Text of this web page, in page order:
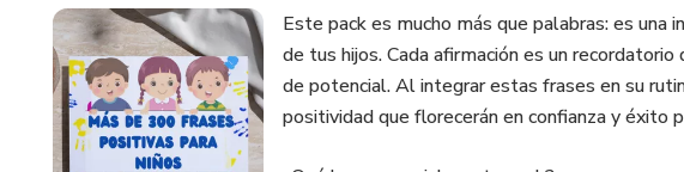
Este pack es mucho más que palabras: es
de tus hijos. Cada afirmación es un
de potencial. Al integrar estas frases en su
positividad que florecerán en confianza y éxito